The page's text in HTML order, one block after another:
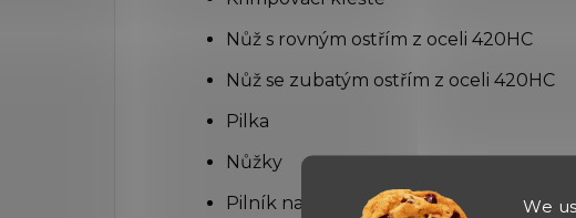
We
Nůž s rovným ostřím z oceli 420HC
Nůž se zubatým ostřím z oceli 420HC
Pilka
Nůžky
Pilník na dřevo a kov